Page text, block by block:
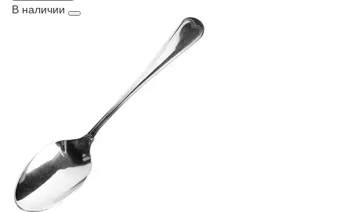
В наличии